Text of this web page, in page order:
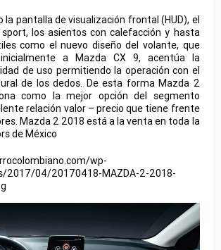
la pantalla de visualización frontal (HUD), el
los asientos con calefacción y hasta
como el nuevo diseño del volante, que
a Mazda CX 9, acentúa la
de uso permitiendo la operación con el
de los dedos. De esta forma Mazda 2
como la mejor opción del segmento
relación valor – precio que tiene frente
Mazda 2 2018 está a la venta en toda la
de México
wp-
2017/04/20170418-MAZDA-2-2018-